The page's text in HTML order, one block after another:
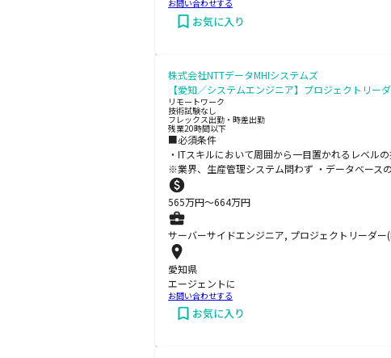
お問い合わせする
お気に入り
株式会社NTTデータMHIシステムズ
【愛知／システムエンジニア】プロジェクトリ
リモートワーク
技術試験なし
フレックス出勤・時差出勤
残業20時間以下
■必須条件
・ITスキルにおいて周囲から一目置かれるレベ
※業界、生産管理システム問わず ・データベース
565万円〜664万円
サーバーサイドエンジニア, プロジェクトリーダー
愛知県
エージェントに
お問い合わせする
お気に入り